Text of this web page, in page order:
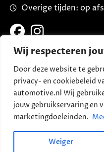
Wij respecteren
Door deze website te
privacy- en cookiebeleid
automotive.nl Wij
jouw gebruikservaring en
marketingdoeleinden.
Weiger
Overige tijden: op
Copyright © 2026
Privacy en cookies| Een